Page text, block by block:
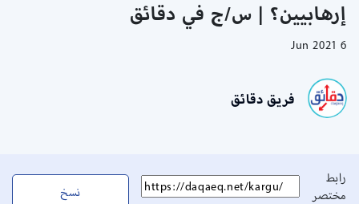
إرهابيين؟ | س/ج في دقائق
6 Jun 2021
فريق دقائق
رابط
مختصر
نسخ